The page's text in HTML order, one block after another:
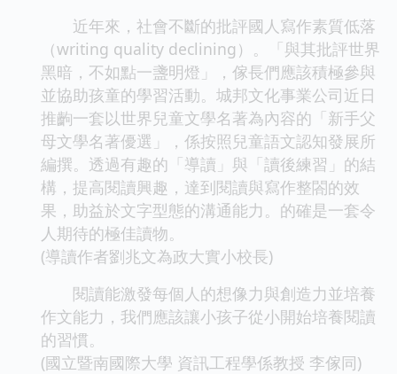
近年來，社會不斷的批評國人寫作素質低落
（writing quality declining）。「與其批評世界
黑暗，不如點一盞明燈」，傢長們應該積極參與
並協助孩童的學習活動。城邦文化事業公司近日
推齣一套以世界兒童文學名著為內容的「新手父
母文學名著優選」，係按照兒童語文認知發展所
編撰。透過有趣的「導讀」與「讀後練習」的結
構，提高閱讀興趣，達到閱讀與寫作整閤的效
果，助益於文字型態的溝通能力。的確是一套令
人期待的極佳讀物。
(導讀作者劉兆文為政大實小校長)
閱讀能激發每個人的想像力與創造力並培養
作文能力，我們應該讓小孩子從小開始培養閱讀
的習慣。
(國立暨南國際大學 資訊工程學係教授 李傢同)